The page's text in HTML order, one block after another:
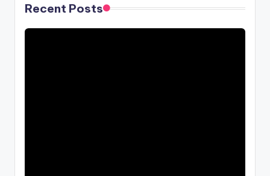
Recent Posts